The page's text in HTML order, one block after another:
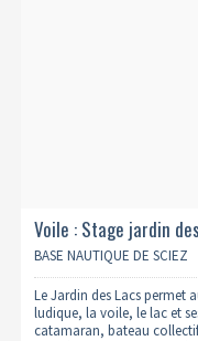
Voile : Stage jardin
BASE NAUTIQUE DE SCIEZ
Le Jardin des Lacs permet
ludique, la voile, le lac et
catamaran, bateau